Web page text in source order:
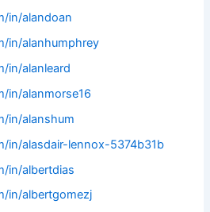
in/alandoan
in/alanhumphrey
in/alanleard
in/alanmorse16
in/alanshum
in/alasdair-lennox-5374b31b
in/albertdias
in/albertgomezj